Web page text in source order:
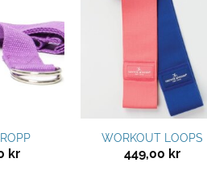
kr
ønskeliste
WORKOUT LOOPS
449,00 kr